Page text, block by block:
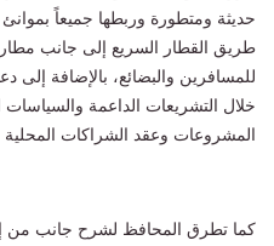
حديثة ومتطورة وربطها جميعاً
طريق القطار السريع إلى جانب
للمسافرين والبضائع، بالإضافة إلى
خلال التشريعات الداعمة والسياسات
المشروعات وعقد الشراكات المحلية
كما تطرق المحافظ لشرح جانب من